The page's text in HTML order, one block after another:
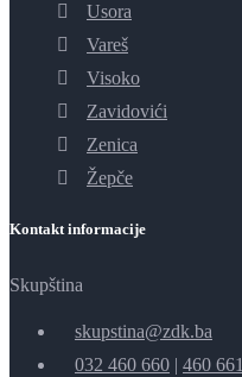
Usora
Vareš
Visoko
Zavidovići
Zenica
Žepče
Kontakt informacije
Skupština
skupstina@zdk.ba
032 460 660 | 460 661